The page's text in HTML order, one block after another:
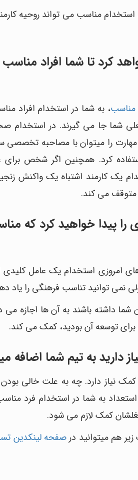
مناسب می تواند روحیه
کرد تا شما افراد مناسب
مناسب، به شما در استخدام افراد
شما جا می گیرند. در استخدام
را میتوان با مصاحبه
کرد. همچنین اگر شخص
یک کارمند اشتباه یک واکنش
متوقف می کند.
را پیدا خواهید کرد که
امروزی استخدام یک عامل
نمی توانید تناسب فرهنگی را یاد
شما داشته باشند به آن ها اجازه
توسعه آن بودید، کمک می کند.
نیاز دارد. چه به علت خالی
به شما در استخدام فرد
کمک لازم می شود.
هم میتوانید درصفحه لینکدین